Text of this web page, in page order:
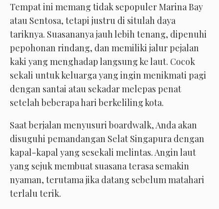
Tempat ini memang tidak sepopuler Marina Bay
atau Sentosa, tetapi justru di situlah daya
tariknya. Suasananya jauh lebih tenang, dipenuhi
pepohonan rindang, dan memiliki jalur pejalan
kaki yang menghadap langsung ke laut. Cocok
sekali untuk keluarga yang ingin menikmati pagi
dengan santai atau sekadar melepas penat
setelah beberapa hari berkeliling kota.
Saat berjalan menyusuri boardwalk, Anda akan
disuguhi pemandangan Selat Singapura dengan
kapal-kapal yang sesekali melintas. Angin laut
yang sejuk membuat suasana terasa semakin
nyaman, terutama jika datang sebelum matahari
terlalu terik.